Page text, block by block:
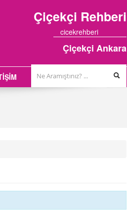
Çiçekçi Rehberi
cicekrehberi
Çiçekçi Ankara